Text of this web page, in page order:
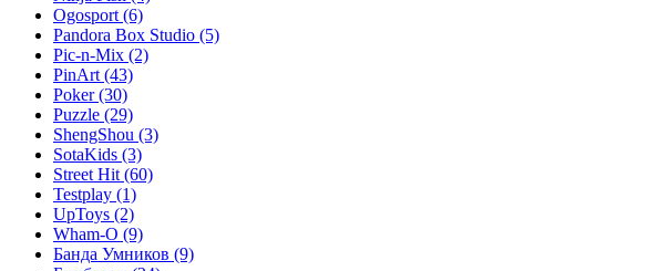
Ogosport (6)
Pandora Box Studio (5)
Pic-n-Mix (2)
PinArt (43)
Poker(30)
Puzzle (29)
ShengShou (3)
SotaKids (3)
Street Hit (60)
Testplay (1)
UpToys (2)
Wham-O (9)
Банда Умников (9)